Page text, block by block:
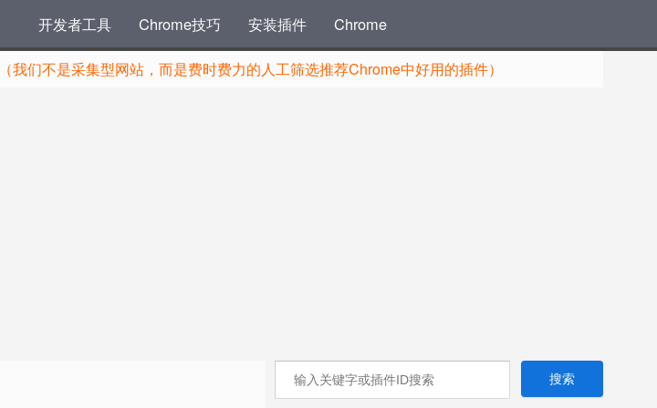
开发者工具 Chrome技巧 安装插件 Chrome
（我们不是采集型网站，而是费时费力的人工筛选推荐Chrome中好用的插件）